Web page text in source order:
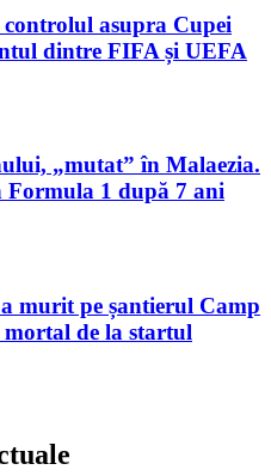
asupra Cupei
dintre FIFA și UEFA
„mutat” în Malaezia.
Formula 1 după 7 ani
murit pe șantierul Camp
de la startul